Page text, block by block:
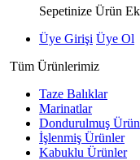
Sepetinize Ürün
Üye Girişi Üye Ol
Tüm Ürünlerimiz
Taze Balıklar
Marinatlar
Dondurulmuş
İşlenmiş Ürünler
Kabuklu Ürünler